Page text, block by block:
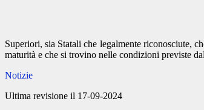
Superiori, sia Statali che legalmente riconosciute,
maturità e che si trovino nelle condizioni previste
Notizie
Ultima revisione il 17-09-2024